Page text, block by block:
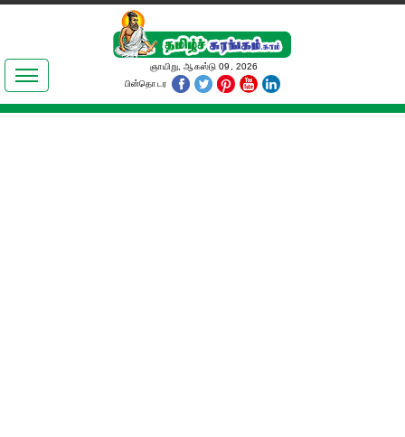
இலக்கியங்கள்
தமிழ் உலகம்
ஞாயிறு, ஆகஸ்டு 09, 2026
பின்தொடர